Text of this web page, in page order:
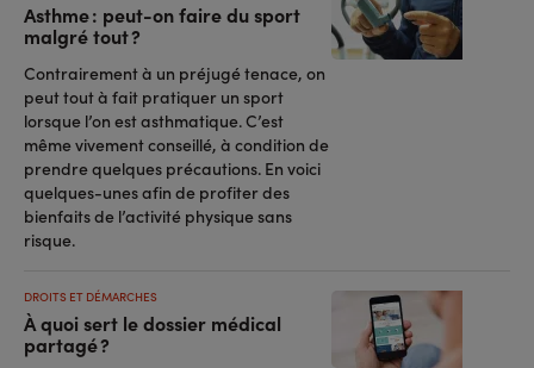
Asthme : peut-on faire du sport
malgré tout ?
Contrairement à un préjugé tenace, on
peut tout à fait pratiquer un sport
lorsque l’on est asthmatique. C’est
même vivement conseillé, à condition de
prendre quelques précautions. En voici
quelques-unes afin de profiter des
bienfaits de l’activité physique sans
risque.
À quoi sert le dossier médical
partagé ?
DROITS ET DÉMARCHES